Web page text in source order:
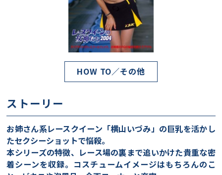
HOW TO／その他
ストーリー
お姉さん系レースクイーン「横山いづみ」の巨乳を活かし
たセクシーショットで悩殺。
本シリーズの特徴、レース場の裏まで追いかけた貴重な密
着シーンを収録。コスチュームイメージはもちろんのこ